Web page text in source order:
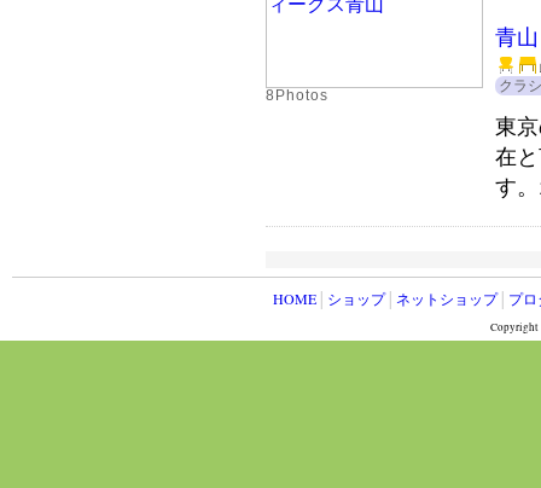
8Photos
青
クラ
東
在
す
HOME ショップ│ ネットショップ│ プ
Copyright